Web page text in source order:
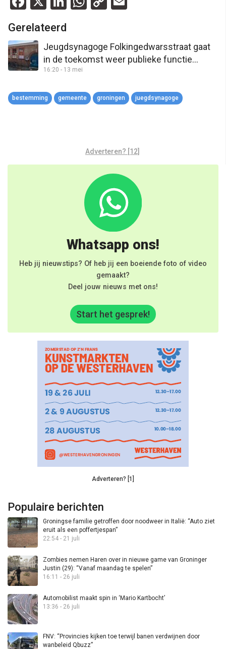
Gerelateerd
Jeugdsynagoge Folkingedwarsstraat gaat
in de toekomst weer publieke functie
krijgen
16:20 - 13 mei
bestemming gemeente groningen juegdsynagoge
Adverteren? [12]
Whatsapp ons!
Heb jij nieuwstips? Of heb jij een boeiende foto of video
gemaakt?
Deel jouw nieuws met ons!
Start het gesprek!
Adverteren? [1]
Populaire berichten
Groningse familie getroffen door noodweer in Italië: “Auto ziet
eruit als een poffertjespan”
22:54 - 21 juli
Zombies nemen Haren over in nieuwe game van Groninger
Justin (29): “Vanaf maandag te spelen”
16:11 - 26 juli
Automobilist maakt spin in ‘Mario Kartbocht’
13:36 - 26 juli
FNV: “Provincies kijken toe terwijl banen verdwijnen door
wanbeleid Qbuzz”